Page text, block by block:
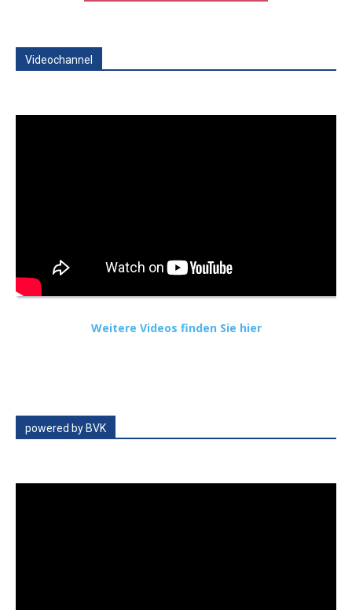
Videochannel
Weitere Videos finden Sie hier
powered by BVK